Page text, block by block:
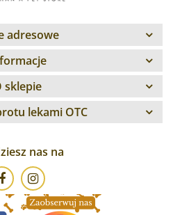
adresowe
sklepie
lekami OTC
nas na